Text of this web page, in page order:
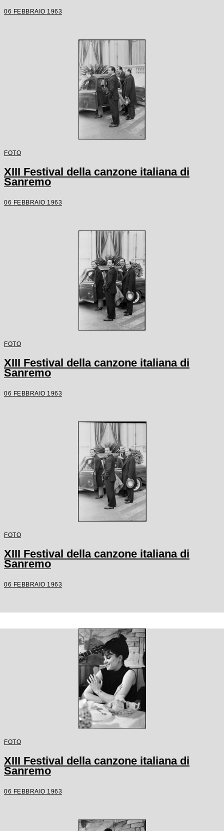
06 FEBBRAIO 1963
FOTO
XIII Festival della canzone italiana di
Sanremo
06 FEBBRAIO 1963
FOTO
XIII Festival della canzone italiana di
Sanremo
06 FEBBRAIO 1963
FOTO
XIII Festival della canzone italiana di
Sanremo
06 FEBBRAIO 1963
FOTO
XIII Festival della canzone italiana di
Sanremo
06 FEBBRAIO 1963